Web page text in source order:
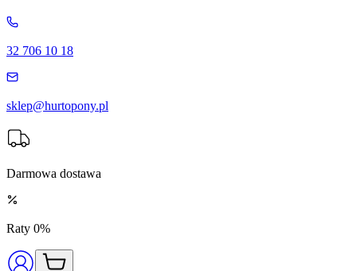
32 706 10 18
sklep@hurtopony.pl
Darmowa dostawa
Raty 0%